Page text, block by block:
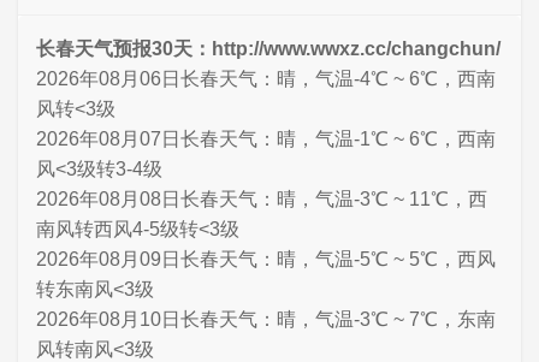
长春天气预报30天：http://www.wwxz.cc/changchun/
2026年08月06日长春天气：晴，气温-4℃ ~ 6℃，西南
风转<3级
2026年08月07日长春天气：晴，气温-1℃ ~ 6℃，西南
风<3级转3-4级
2026年08月08日长春天气：晴，气温-3℃ ~ 11℃，西
南风转西风4-5级转<3级
2026年08月09日长春天气：晴，气温-5℃ ~ 5℃，西风
转东南风<3级
2026年08月10日长春天气：晴，气温-3℃ ~ 7℃，东南
风转南风<3级